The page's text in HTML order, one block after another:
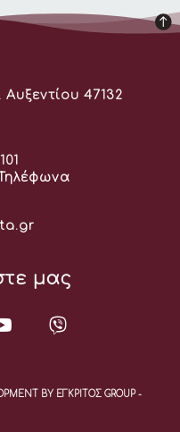
47132
μας
BY ΕΓΚΡΙΤΟΣ GROUP -